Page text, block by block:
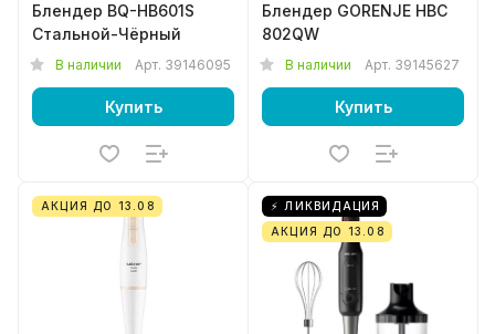
Блендер BQ-HB601S
Стальной-Чёрный
В наличии Арт. 39146095
Купить
Блендер GORENJE HBC
802QW
В наличии Арт. 39145627
Купить
АКЦИЯ ДО 13.08
⚡ ЛИКВИДАЦИЯ
АКЦИЯ ДО 13.08